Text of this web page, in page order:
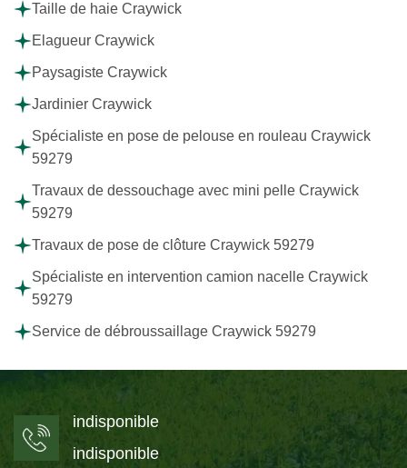
Taille de haie Craywick
Elagueur Craywick
Paysagiste Craywick
Jardinier Craywick
Spécialiste en pose de pelouse en rouleau Craywick
59279
Travaux de dessouchage avec mini pelle Craywick
59279
Travaux de pose de clôture Craywick 59279
Spécialiste en intervention camion nacelle Craywick
59279
Service de débroussaillage Craywick 59279
indisponible
indisponible